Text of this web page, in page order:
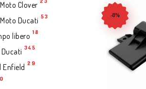
Clover
Ducati 53
libero 18
345
Enfield 29
-8%